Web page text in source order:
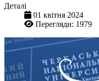
Деталі
01 квітня 2024
Перегляди: 1979